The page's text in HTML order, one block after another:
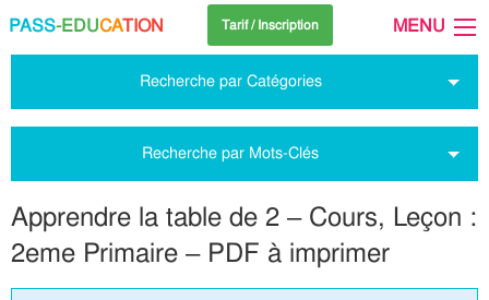
PASS-EDUCATION Tarif / Inscription MENU
Recherche par Catégories
Recherche par Mots-Clés
Apprendre la table de 2 – Cours, Leçon :
2eme Primaire – PDF à imprimer